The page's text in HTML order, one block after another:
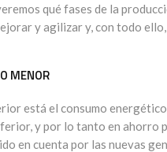
qué fases de la
y agilizar y, con todo
MENOR
está el consumo
y por lo tanto en ahorro
en cuenta por las nuevas